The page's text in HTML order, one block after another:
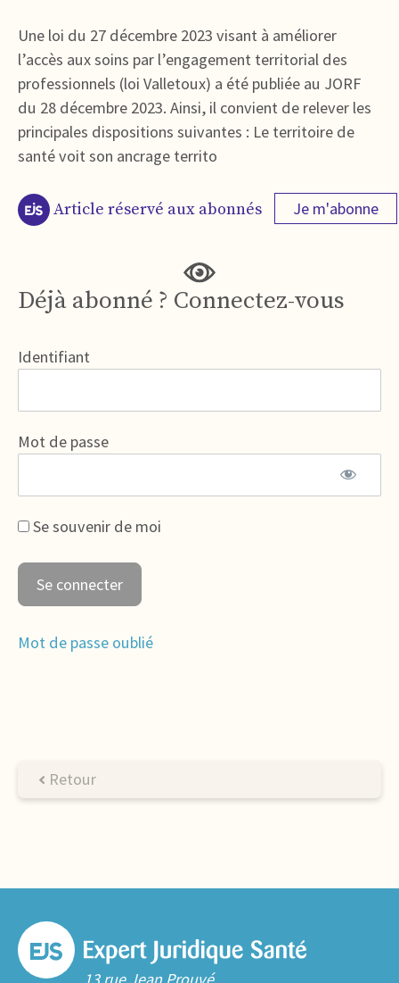
Une loi du 27 décembre 2023 visant à améliorer
l’accès aux soins par l’engagement territorial des
professionnels (loi Valletoux) a été publiée au JORF
du 28 décembre 2023. Ainsi, il convient de relever les
principales dispositions suivantes : Le territoire de
santé voit son ancrage territo
Article réservé aux abonnés Je m'abonne
Déjà abonné ? Connectez-vous
Identifiant
Mot de passe
Se souvenir de moi
Mot de passe oublié
Retour